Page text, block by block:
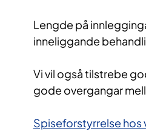
Lengde på
inneliggande
Vi vil også tilstrebe
gode overgangar
Spiseforstyrrelse